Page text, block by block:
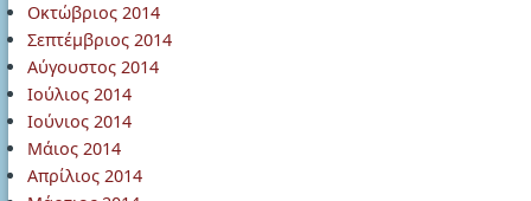
Οκτώβριος 2014
Σεπτέμβριος 2014
Αύγουστος 2014
Ιούλιος 2014
Ιούνιος 2014
Μάιος 2014
Απρίλιος 2014